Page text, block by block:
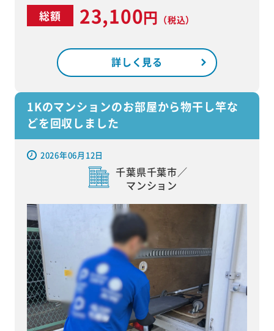
総額 23,100円 （税込）
詳しく見る
1Kのマンションのお部屋から物干し竿な
どを回収しました
2026年06月12日
千葉県千葉市／
マンション